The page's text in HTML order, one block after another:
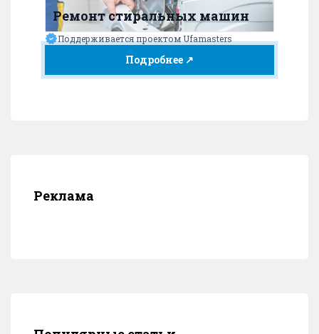
Ремонт стиральных машин
Поддерживается проектом Ufamasters
Подробнее ↗
Реклама